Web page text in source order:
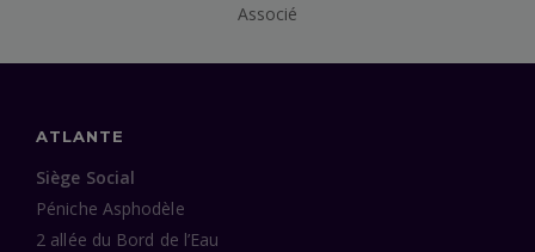
Associé
ATLANTE
Siège Social
Péniche Asphodèle
2 allée du Bord de l’Eau